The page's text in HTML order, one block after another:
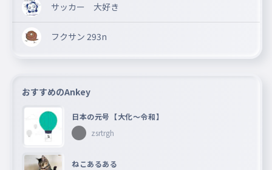
サッカー 大好き
フクサン 293n
おすすめのAnkey
日本の元号【大化〜令和】
zsrtrgh
ねこあるある